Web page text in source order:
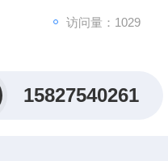
访问量：1029
15827540261